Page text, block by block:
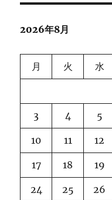
2026年8月
月 火 水
3 4 5
10 11 12
17 18 19
24 25 26